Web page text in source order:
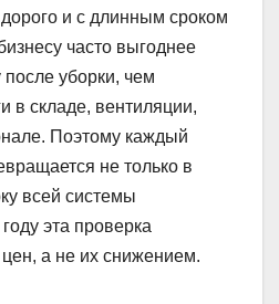
и с длинным сроком
часто выгоднее
после уборки, чем
в складе, вентиляции,
Поэтому каждый
не только в
всей системы
эта проверка
а не их снижением.